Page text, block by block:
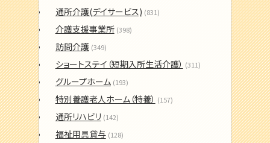
通所介護(デイサービス) (831)
介護支援事業所 (398)
訪問介護 (349)
ショートステイ（短期入所生活介護） (311)
グループホーム (193)
特別養護老人ホーム（特養） (157)
通所リハビリ (142)
福祉用具貸与 (128)